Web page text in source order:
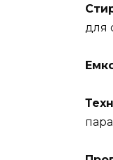
для